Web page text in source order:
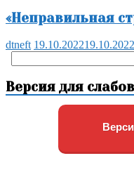
«Неправильная
dtneft 19.10.202219.10.2022
Версия для